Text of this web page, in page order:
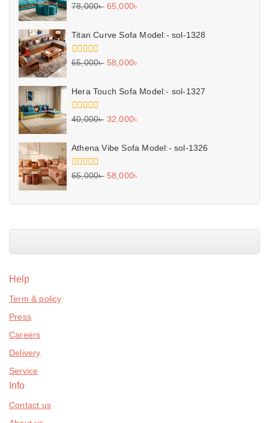
0
5
78,000৳ 65,000৳
Titan Curve Sofa Model:- sol-1328
0
5
65,000৳ 58,000৳
Hera Touch Sofa Model:- sol-1327
0
5
40,000৳ 32,000৳
Athena Vibe Sofa Model:- sol-1326
0
5
65,000৳ 58,000৳
Help
Term & policy
Press
Careers
Delivery
Service
Info
Contact us